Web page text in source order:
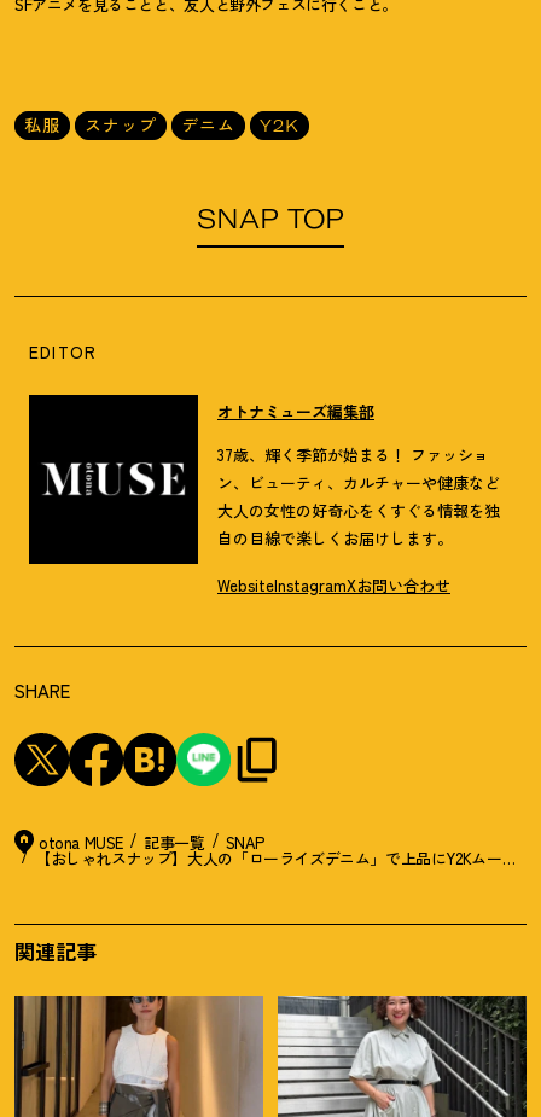
私服 スナップ デニム Y2K
SNAP TOP
EDITOR
オトナミューズ編集部
37歳、輝く季節が始まる！ ファッショ
ン、ビューティ、カルチャーや健康など
大人の女性の好奇心をくすぐる情報を独
自の目線で楽しくお届けします。
WebsiteInstagramXお問い合わせ
SHARE
otona MUSE 記事一覧 SNAP
関連記事